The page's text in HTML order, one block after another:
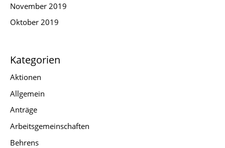
November 2019
Oktober 2019
Kategorien
Aktionen
Allgemein
Anträge
Arbeitsgemeinschaften
Behrens